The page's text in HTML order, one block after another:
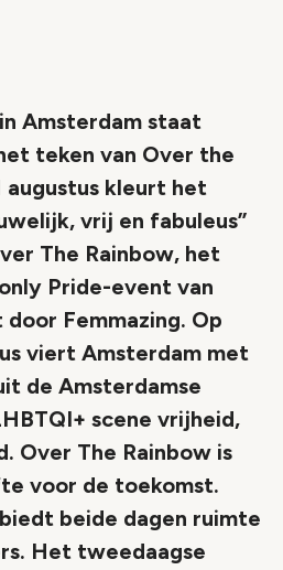
Amsterdam staat
teken van Over the
augustus kleurt het
vrij en fabuleus”
The Rainbow, het
Pride-event van
Femmazing. Op
viert Amsterdam met
de Amsterdamse
scene vrijheid,
Over The Rainbow is
voor de toekomst.
beide dagen ruimte
Het tweedaagse